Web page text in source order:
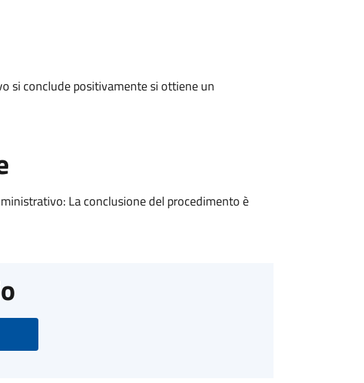
si conclude positivamente si ottiene un
La conclusione del procedimento è